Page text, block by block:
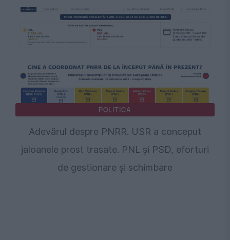
POLITICA
Adevărul despre PNRR. USR a conceput
jaloanele prost trasate. PNL și PSD, eforturi
de gestionare și schimbare